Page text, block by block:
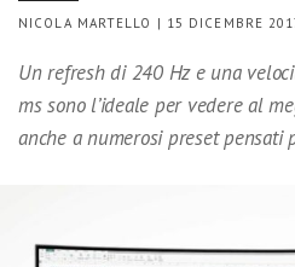
NICOLA MARTELLO | 15 DICEMBRE
Un refresh di 240 Hz e una
ms sono l’ideale per vedere al
anche a numerosi preset pensati